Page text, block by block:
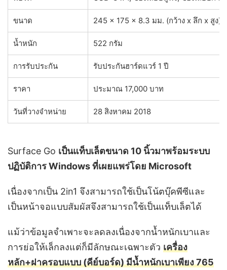
ขนาด 245 x 175 x 8.3 มม. (กว้าง x ลึก x สูง)
น้ำหนัก 522 กรัม
การรับประกัน รับประกันฮาร์ดแวร์ 1 ปี
ราคา ประมาณ 17,000 บาท
วันที่วางจำหน่าย 28 สิงหาคม 2018
Surface Go เป็นแท็บเล็ตขนาด 10 นิ้วมาพร้อมระบบ
ปฏิบัติการ Windows ที่เผยแพร่โดย Microsoft
เนื่องจากเป็น 2in1 จึงสามารถใช้เป็นโน้ตบุ๊คพีซีและ
เป็นหน้าจอแบบสัมผัสจึงสามารถใช้เป็นแท็บเล็ตได้
แม้ว่าข้อมูลจำเพาะจะลดลงเนื่องจากน้ำหนักเบาและ
การย่อให้เล็กลงแต่ก็มีลักษณะเฉพาะตัว เครื่อง
หลัก+ฝาครอบแบบ (คีย์บอร์ด) มีน้ำหนักเบาเพียง 765